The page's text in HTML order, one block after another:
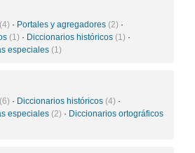
(4) · Portales y agregadores (2) ·
(1) · Diccionarios históricos (1) ·
especiales (1)
(6) · Diccionarios históricos (4) ·
especiales (2) · Diccionarios ortográficos